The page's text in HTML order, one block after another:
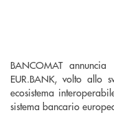
BANCOMAT
EUR.BANK, volto allo
ecosistema
sistema bancario